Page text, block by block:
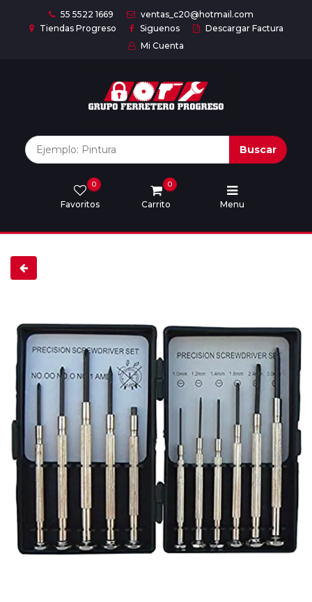
55 5522 1669
ventas_c20@hotmail.com
Tiendas Progreso
Siguenos
Descargar Factura
Mi Cuenta
Buscar
Favoritos
0
Carrito
0
Menu
Marcas
Descargar